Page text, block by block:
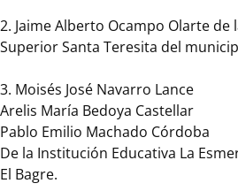
2. Jaime Alberto Ocampo Olarte de
Superior Santa Teresita del
3. Moisés José Navarro Lance
Arelis María Bedoya Castellar
Pablo Emilio Machado Córdoba
De la Institución Educativa La
El Bagre.
Normal
Superior
Bajo
Cauca
del
municipio
de